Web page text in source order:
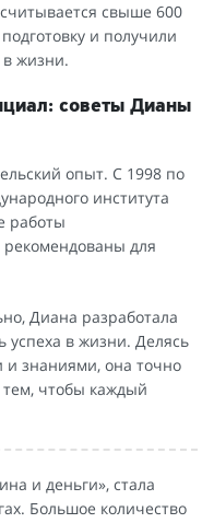
свыше 600
и получили
в жизни.
советы Дианы
опыт. С 1998 по
института
работы
для
Диана разработала
успеха в жизни. Делясь
знаниями, она точно
чтобы каждый
и деньги», стала
Большое количество